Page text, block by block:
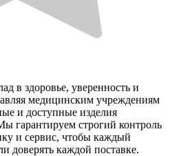
в здоровье, уверенность и
медицинским учреждениям
и доступные изделия
гарантируем строгий контроль
и сервис, чтобы каждый
доверять каждой поставке.